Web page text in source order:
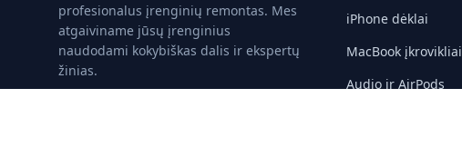
profesionalus įrenginių remontas. Mes
atgaiviname jūsų įrenginius
naudodami kokybiškas dalis ir ekspertų
žinias.
iPhone dėklai
MacBook įkrovikliai
Audio ir AirPods